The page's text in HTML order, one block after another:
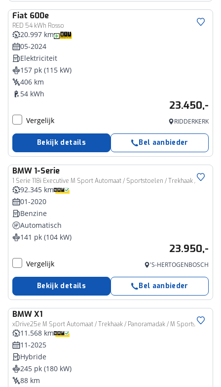
Fiat 600e
RED 54 kWh Rosso
20.997 km
05-2024
Elektriciteit
157 pk (115 kW)
406 km
54 kWh
23.450,-
Vergelijk RIDDERKERK
Bekijk details Bel aanbieder
BMW 1-Serie
1 Serie 118i Executive M Sport Automaat / Sportstoelen / Trekhaak / Achteruitrijcamera / LED / Live Cockpit Professional / Cruise control
92.345 km
01-2020
Benzine
Automatisch
141 pk (104 kW)
23.950,-
Vergelijk 'S-HERTOGENBOSCH
Bekijk details Bel aanbieder
BMWX1
xDrive25e M Sport Automaat / Trekhaak / Panoramadak / M Sportstoelen / Comfort Access / Head-Up / Harman Kardon / Parking Assistant Plus
11.568 km
11-2025
Hybride
245 pk (180 kW)
88 km